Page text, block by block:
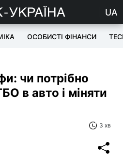
UA
ОСОБИСТІ ФІНАНСИ
чи потрібно
в авто і міняти
3 хв